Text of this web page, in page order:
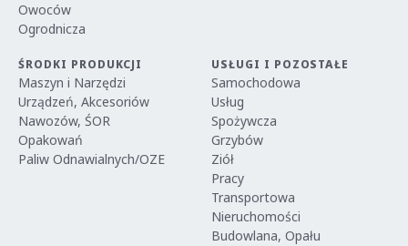
Owoców
Ogrodnicza
ŚRODKI PRODUKCJI
Maszyn i Narzędzi
Urządzeń, Akcesoriów
Nawozów, ŚOR
Opakowań
Paliw Odnawialnych/OZE
USŁUGI I POZOSTAŁE
Samochodowa
Usług
Spożywcza
Grzybów
Ziół
Pracy
Transportowa
Nieruchomości
Budowlana, Opału